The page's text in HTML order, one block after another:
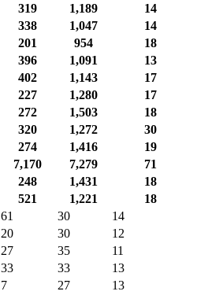
319 1,189
14
338 1,047
14
201 954
18
396 1,091
13
402 1,143
17
227 1,280
17
272 1,503
18
320 1,272
30
274 1,416
19
7,170 7,279
71
248 1,431
18
521 1,221
18
61 30
14
20 30
12
27 35
11
33 33
13
7 27
13